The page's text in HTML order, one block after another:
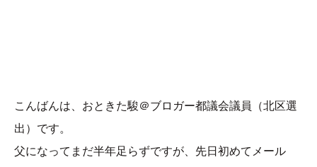
こんばんは、おときた駿＠ブロガー都議会議員（北区選
出）です。
父になってまだ半年足らずですが、先日初めてメール